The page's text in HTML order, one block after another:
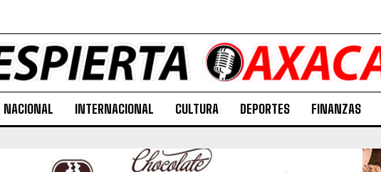
NACIONAL INTERNACIONAL CULTURA DEPORTES FINANZAS